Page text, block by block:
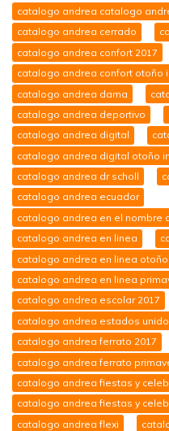
catalogo andrea catalogo
catalogo andrea cerrado
catalogo andrea confort 2017
catalogo andrea confort otoño
catalogo andrea dama
catalogo andrea deportivo
catalogo andrea digital
catalogo andrea digital otoño
catalogo andrea dr scholl
catalogo andrea ecuador
catalogo andrea en el nombre
catalogo andrea en linea
catalogo andrea en linea otoño
catalogo andrea en linea
catalogo andrea escolar 2017
catalogo andrea estados
catalogo andrea ferrato 2017
catalogo andrea ferrato
catalogo andrea fiestas y
catalogo andrea fiestas y
catalogo andrea flexi